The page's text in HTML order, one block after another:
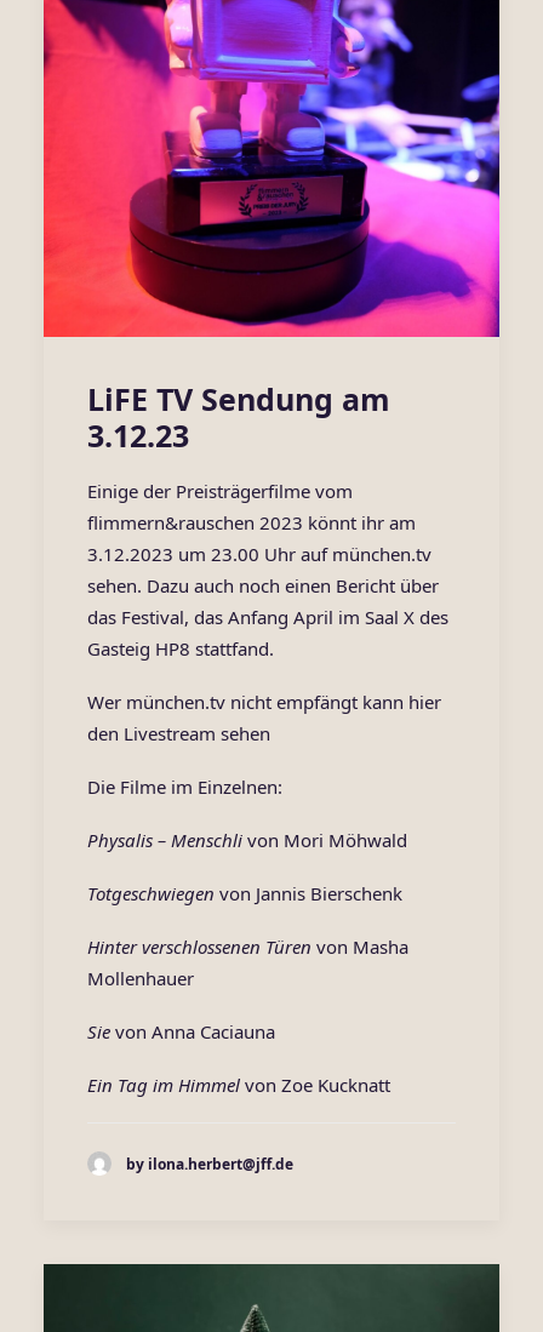
LiFE TV Sendung am
3.12.23
Einige der Preisträgerfilme vom
flimmern&rauschen 2023 könnt ihr am
3.12.2023 um 23.00 Uhr auf münchen.tv
sehen. Dazu auch noch einen Bericht über
das Festival, das Anfang April im Saal X des
Gasteig HP8 stattfand.
Wer münchen.tv nicht empfängt kann hier
den Livestream sehen
Die Filme im Einzelnen:
Physalis – Menschli von Mori Möhwald
Totgeschwiegen von Jannis Bierschenk
Hinter verschlossenen Türen von Masha
Mollenhauer
Sie von Anna Caciauna
Ein Tag im Himmel von Zoe Kucknatt
by ilona.herbert@jff.de